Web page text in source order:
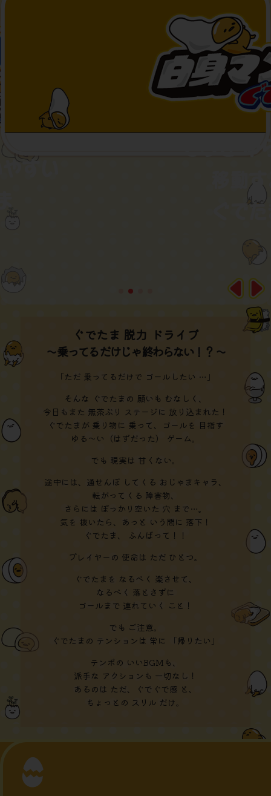
、公式TikTokオープ
ぐでたま 脱力 ドライブ
～ 乗ってる だけじゃ 終わらない！？ ～
「ただ 乗ってるだけで ゴールしたい …」
そんな ぐでたまの 願いも むなしく、
今日もまた 無茶ぶり ステージに 放り込まれた！
ぐでたまが 乗り物に 乗って、ゴールを 目指す
ゆる～い（はずだった） ゲーム。
でも 現実は 甘くない。
途中には、通せんぼ してくる おじゃまキャラ、
転がってくる 障害物、
さらには ぽっかり空いた 穴 まで…。
気を 抜いたら、あっと いう間に 落下！
ぐでたま、 ふんばって！！
プレイヤーの 使命は ただ ひとつ。
ぐでたまを なるべく 楽させて、
なるべく 落とさずに
ゴールまで 連れていく こと！
でも ご注意。
ぐでたまの テンションは 常に 「帰りたい」
テンポの いいBGMも、
派手な アクションも 一切なし！
あるのは ただ、ぐでぐで感 と、
ちょっとの スリル だけ。